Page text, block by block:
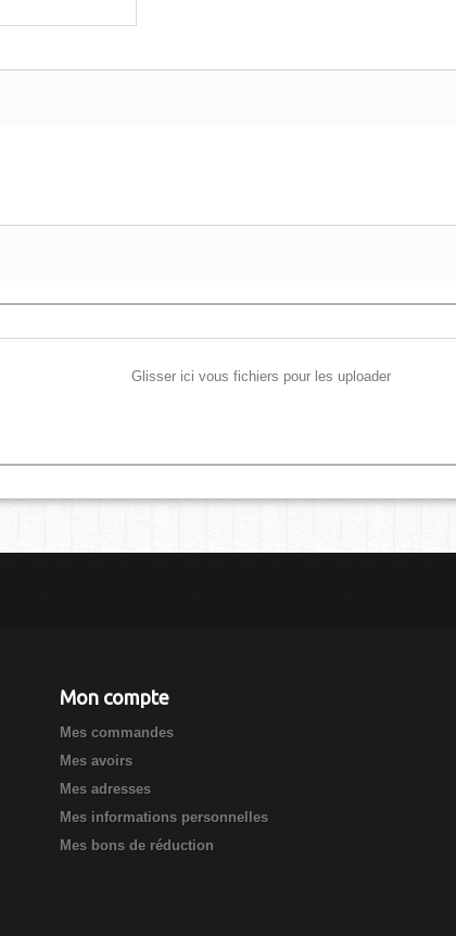
Glisser ici vous fichiers pour les uploader
Mon compte
Mes commandes
Mes avoirs
Mes adresses
Mes informations personnelles
Mes bons de réduction